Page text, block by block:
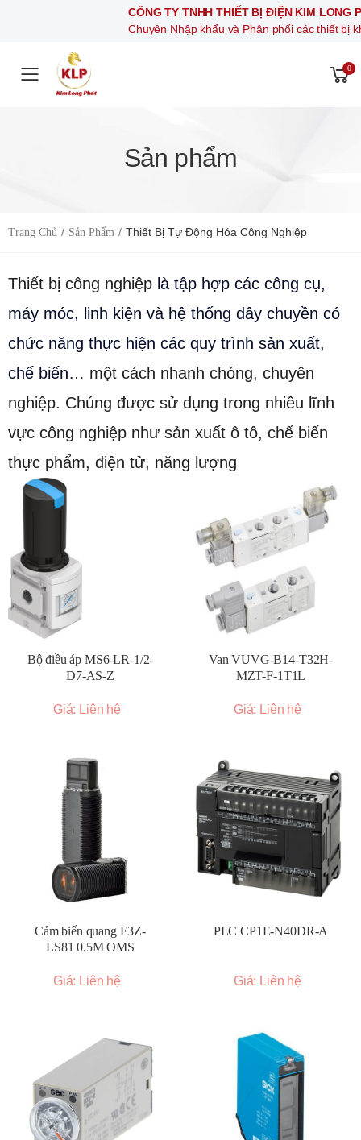
CÔNG TY TNHH THIẾT BỊ ĐIỆN KIM LONG PHÁT
Chuyên Nhập khẩu và Phân phối các thiết bị khí nén,
Toggle mobile menu
0
Sản phẩm
Trang Chủ Sản Phẩm Thiết Bị Tự Động Hóa Công Nghiệp
Thiết bị công nghiệp là tập hợp các công cụ,
máy móc, linh kiện và hệ thống dây chuyền có
chức năng thực hiện các quy trình sản xuất,
chế biến… một cách nhanh chóng, chuyên
nghiệp. Chúng được sử dụng trong nhiều lĩnh
vực công nghiệp như sản xuất ô tô, chế biến
thực phẩm, điện tử, năng lượng
Bộ điều áp MS6-LR-1/2-
D7-AS-Z
Giá: Liên hệ
Van VUVG-B14-T32H-
MZT-F-1T1L
Giá: Liên hệ
Cảm biến quang E3Z-
LS81 0.5M OMS
Giá: Liên hệ
PLC CP1E-N40DR-A
Giá: Liên hệ